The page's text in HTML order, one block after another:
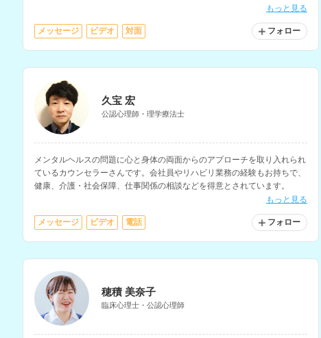
もっと見る
メッセージ ビデオ 対面 フォロー
久宝 宏
公認心理師・理学療法士
メンタルヘルスの問題に心と身体の両面からのアプローチを取り入れられ
ているカウンセラーさんです。会社員やリハビリ業務の経験もお持ちで、
健康、介護・社会保障、仕事関係の相談などを得意とされています。
もっと見る
メッセージ ビデオ 電話 フォロー
穂積 美奈子
臨床心理士・公認心理師